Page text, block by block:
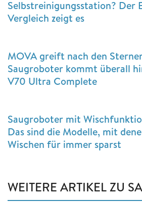
Selbstreinigungsstation? Der
Vergleich zeigt es
MOVA greift nach den
Saugroboter kommt überall
V70 Ultra Complete
Saugroboter mit
Das sind die Modelle, mit
Wischen für immer sparst
WEITERE ARTIKEL ZU